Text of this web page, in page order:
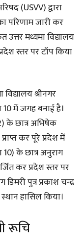
(USVV) द्वारा
परिणाम जारी कर
मध्यमा विद्यालय
स्तर पर टॉप किया
श्रीनगर
10 में जगह बनाई है।
के छात्र अभिषेक
कर पूरे प्रदेश में
10) के छात्र अनुराग
कर प्रदेश स्तर पर
पुत्र प्रकाश चन्द्र
हासिल किया।
रूचि